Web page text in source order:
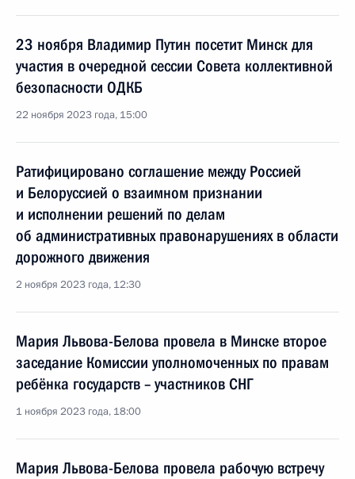
23 ноября Владимир Путин посетит Минск для
участия в очередной сессии Совета коллективной
безопасности ОДКБ
22 ноября 2023 года, 15:00
Ратифицировано соглашение между Россией
и Белоруссией о взаимном признании
и исполнении решений по делам
об административных правонарушениях в области
дорожного движения
2 ноября 2023 года, 12:30
Мария Львова-Белова провела в Минске второе
заседание Комиссии уполномоченных по правам
ребёнка государств – участников СНГ
1 ноября 2023 года, 18:00
Мария Львова-Белова провела рабочую встречу